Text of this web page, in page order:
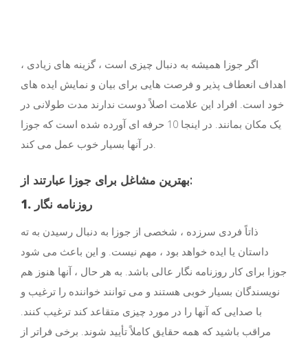
اگر جوزا همیشه به دنبال چیزی است ، گزینه های زیادی ،
اهداف انعطاف پذیر و فرصت هایی برای بیان و نمایش ایده های
خود است. افراد این علامت اصلاً دوست ندارند مدت طولانی در
یک مکان بمانند. در اینجا 10 حرفه ای آورده شده است که جوزا
بهترین مشاغل برای جوزا عبارتند از:
1. روزنامه نگار
ذاتاً فردی سرزده ، شخصی از جوزا به دنبال رسیدن به ته
داستان یا ایده خواهد بود ، مهم نیست. و این باعث می شود
جوزا برای کار روزنامه نگار عالی باشد. به هر حال ، آنها هنوز هم
نویسندگان بسیار خوبی هستند و می توانند خواننده را ترغیب و
با صدایی كه آنها را در مورد چیزی متقاعد كند ترغیب كنند.
مراقب باشید که همه حقایق کاملاً تأیید شوند. برخی فراتر از